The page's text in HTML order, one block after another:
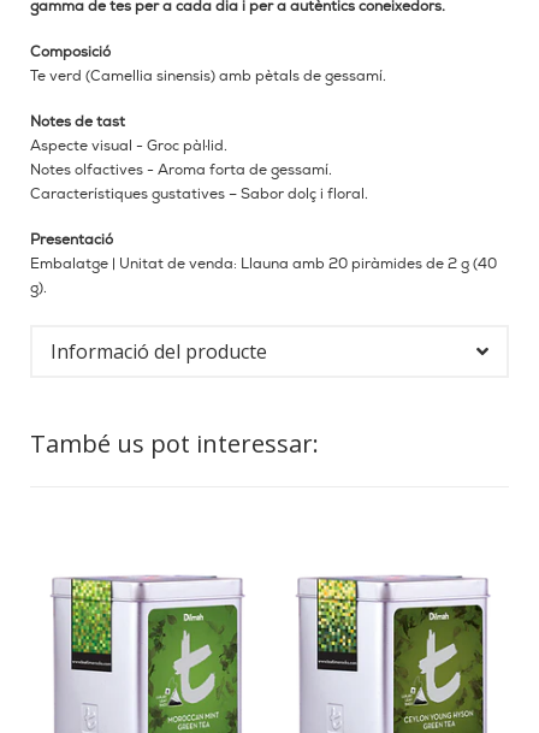
gamma de tes per a cada dia i per a autèntics coneixedors.
Composició
Te verd (Camellia sinensis) amb pètals de gessamí.
Notes de tast
Aspecte visual - Groc pàl·lid.
Notes olfactives - Aroma forta de gessamí.
Característiques gustatives – Sabor dolç i floral.
Presentació
Embalatge | Unitat de venda: Llauna amb 20 piràmides de 2 g (40
g).
Informació del producte
També us pot interessar: